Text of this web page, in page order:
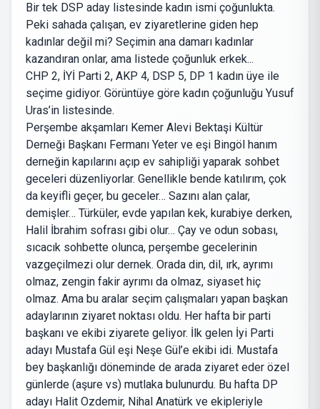
Bir tek DSP aday listesinde kadın ismi çoğunlukta.
Peki sahada çalışan, ev ziyaretlerine giden hep
kadınlar değil mi? Seçimin ana damarı kadınlar
kazandıran onlar, ama listede çoğunluk erkek...
CHP 2, İYİ Parti 2, AKP 4, DSP 5, DP 1 kadın üye ile
seçime gidiyor. Görüntüye göre kadın çoğunluğu Yusuf
Uras’in listesinde.
Perşembe akşamları Kemer Alevi Bektaşi Kültür
Derneği Başkanı Fermanı Yeter ve eşi Bingöl hanım
derneğin kapılarını açıp ev sahipliği yaparak sohbet
geceleri düzenliyorlar. Genellikle bende katılırım, çok
da keyifli geçer, bu geceler… Sazını alan çalar,
demişler… Türküler, evde yapılan kek, kurabiye derken,
Halil İbrahim sofrası gibi olur… Çay ve odun sobası,
sıcacık sohbette olunca, perşembe gecelerinin
vazgeçilmezi olur dernek. Orada din, dil, ırk, ayrımı
olmaz, zengin fakir ayrımı da olmaz, siyaset hiç
olmaz. Ama bu aralar seçim çalışmaları yapan başkan
adaylarının ziyaret noktası oldu. Her hafta bir parti
başkanı ve ekibi ziyarete geliyor. İlk gelen İyi Parti
adayı Mustafa Gül eşi Neşe Gül’e ekibi idi. Mustafa
bey başkanlığı döneminde de arada ziyaret eder özel
günlerde (aşure vs) mutlaka bulunurdu. Bu hafta DP
adayı Halit Ozdemir, Nihal Anatürk ve ekipleriyle